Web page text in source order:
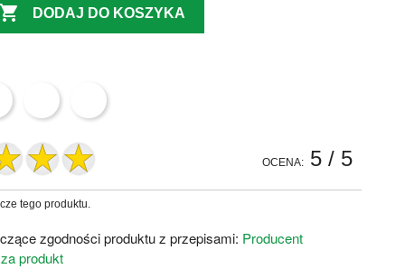
 DODAJ DO KOSZYKA
OCENA: 5/ 5
tego produktu.
zgodności produktu z przepisami: Producent
produkt